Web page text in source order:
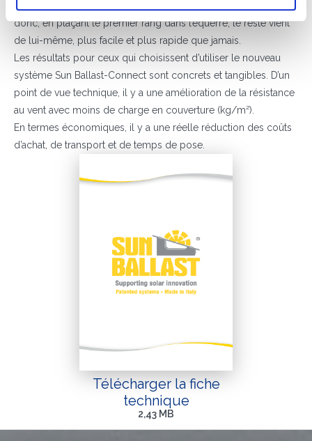
Télécharger la fiche
technique
2,43 MB
donc, en plaçant le premier rang dans l’équerre, le reste vient
de lui-même, plus facile et plus rapide que jamais.
Les résultats pour ceux qui choisissent d’utiliser le nouveau
système Sun Ballast-Connect sont concrets et tangibles. D’un
point de vue technique, il y a une amélioration de la résistance
au vent avec moins de charge en couverture (kg/m²).
En termes économiques, il y a une réelle réduction des coûts
d’achat, de transport et de temps de pose.
QUE FAITES-VOUS?*
Installateur
Autre